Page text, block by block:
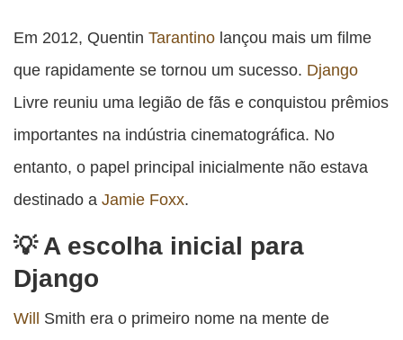
esta
publicação
Facebook
esta esta
publicação
esta
publicação
WhatsApp
esta
publicação
Email
Em 2012, Quentin Tarantino lançou mais um filme
que rapidamente se tornou um sucesso. Django
Livre reuniu uma legião de fãs e conquistou prêmios
importantes na indústria cinematográfica. No
entanto, o papel principal inicialmente não estava
destinado a Jamie Foxx.
A escolha inicial para
Django
Will Smith era o primeiro nome na mente de